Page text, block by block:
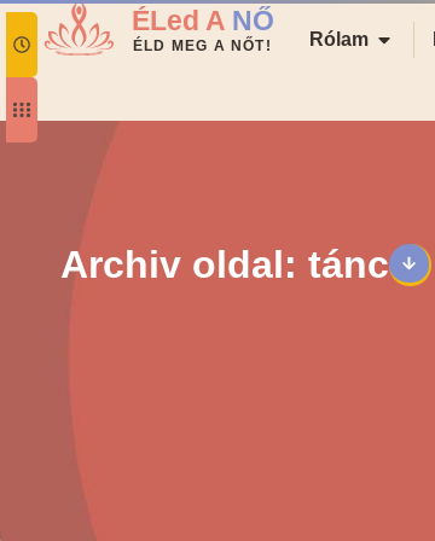
ÉLed A NŐ
ÉLD MEG A NŐT! Rólam
Archiv oldal: tánc